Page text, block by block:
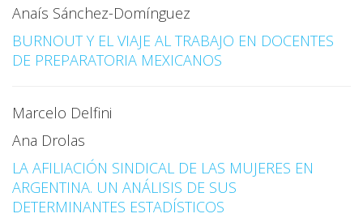
Anaís Sánchez-Domínguez
BURNOUT Y EL VIAJE AL TRABAJO EN DOCENTES
DE PREPARATORIA MEXICANOS
Marcelo Delfini
Ana Drolas
LA AFILIACIÓN SINDICAL DE LAS MUJERES EN
ARGENTINA. UN ANÁLISIS DE SUS
DETERMINANTES ESTADÍSTICOS